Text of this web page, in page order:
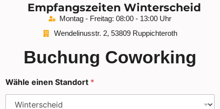
Empfangszeiten Winterscheid
Montag - Freitag: 08:00 - 13:00 Uhr
Wendelinusstr. 2, 53809 Ruppichteroth
Buchung Coworking
Wähle einen Standort *